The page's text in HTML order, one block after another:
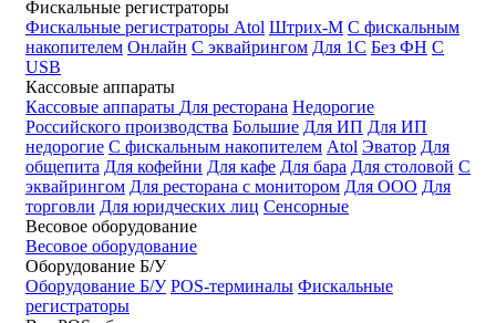
Фискальные регистраторы
Фискальные регистраторы Atol Штрих-М С фискальным
накопителем Онлайн С эквайрингом Для 1С Без ФН С
USB
Кассовые аппараты
Кассовые аппараты Для ресторана Недорогие
Российского производства Большие Для ИП Для ИП
недорогие С фискальным накопителем Atol Эватор Для
общепита Для кофейни Для кафе Для бара Для столовой С
эквайрингом Для ресторана с монитором Для ООО Для
торговли Для юридческих лиц Сенсорные
Весовое оборудование
Весовое оборудование
Оборудование Б/У
Оборудование Б/У POS-терминалы Фискальные
регистраторы